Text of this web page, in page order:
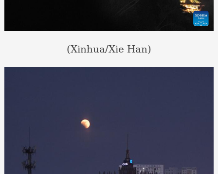
(Xinhua/Xie Han)